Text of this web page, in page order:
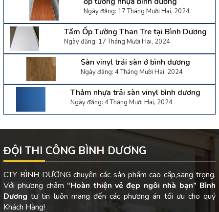
Ngày đăng: 17 Tháng Mười Hai, 2024
Tấm Ốp Tường Than Tre tại Bình Dương
Ngày đăng: 17 Tháng Mười Hai, 2024
Sàn vinyl trải sàn ở bình dương
Ngày đăng: 4 Tháng Mười Hai, 2024
Thảm nhựa trải sàn vinyl bình dương
Ngày đăng: 4 Tháng Mười Hai, 2024
ĐỘI THI CÔNG BÌNH DƯƠNG
CTY BÌNH DƯƠNG chuyên các sản phẩm cao cấp,sang trọng.
Với phương châm “Hoàn thiện vẻ đẹp ngôi nhà bạn” Bình
Dươngtự tin luôn mang đến các phương án tối ưu cho quý
Khách Hàng!